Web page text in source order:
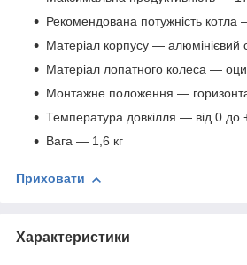
Рекомендована потужність котла
Матеріал корпусу — алюмінієвий
Матеріал лопатного колеса —
Монтажне положення —
Температура довкілля — від 0 до
Вага — 1,6 кг
Приховати
Характеристики